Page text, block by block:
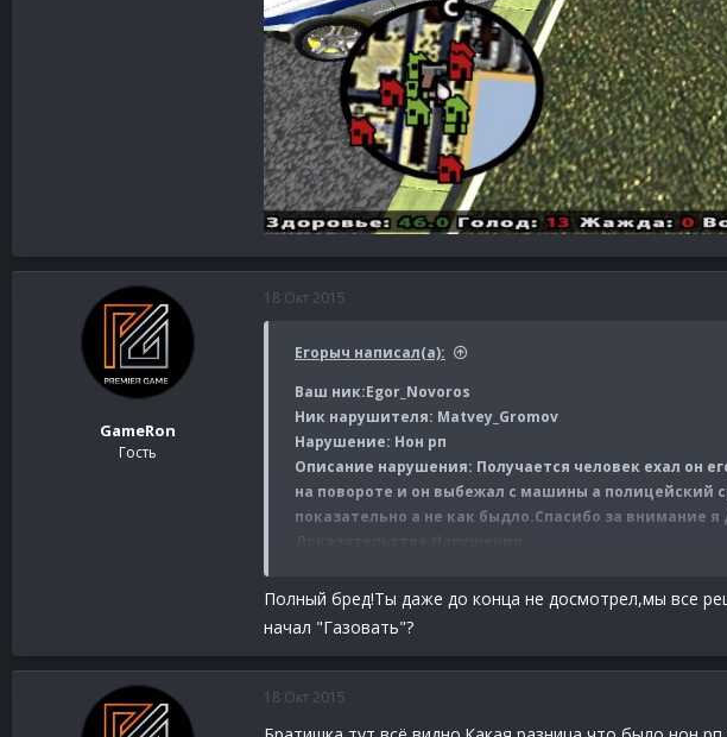
GameRon
Гость
18 Окт 2015
Егорыч написал(а):
Ваш ник:Egor_Novoros
Ник нарушителя: Matvey_Gromov
Нарушение: Нон рп
Описание нарушения: Получается человек ехал он
на повороте и он выбежал с машины а полицейский
показательно а не как быдло.Спасибо за внимание
Полный бред!Ты даже до конца не досмотрел,мы все
начал "Газовать"?
18 Окт 2015